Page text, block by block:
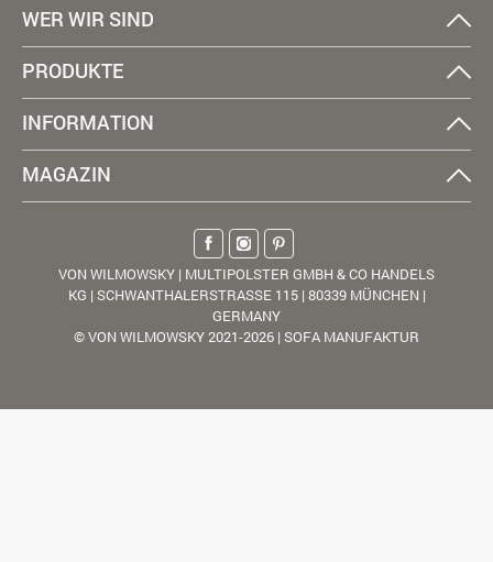
WER WIR SIND
PRODUKTE
INFORMATION
MAGAZIN
VON WILMOWSKY | MULTIPOLSTER GMBH & CO HANDELS
KG | SCHWANTHALERSTRASSE 115 | 80339 MÜNCHEN |
GERMANY
© VON WILMOWSKY 2021-2026 | SOFA MANUFAKTUR